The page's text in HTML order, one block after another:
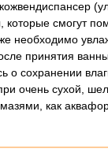
которые смогут
необходимо
принятия
о сохранении
очень сухой,
как